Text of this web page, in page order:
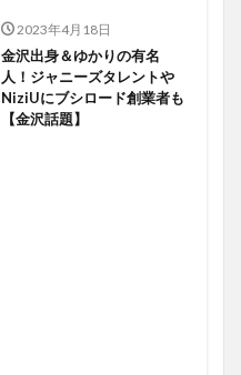
2023年4月18日
金沢出身＆ゆかりの有名
人！ジャニーズタレントや
NiziUにブシロード創業者も
【金沢話題】